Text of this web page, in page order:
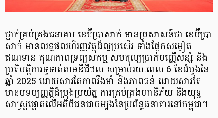
ថ្នាក់គ្រប់គ្រងធនាគារ ខេប៊ីប្រាសាក់ មានប្រសាសន៍ថា ខេប៊ីប្រា
សាក់ មានលទ្ធផលហិរញ្ញវត្ថុដ៏ល្អប្រសើរ ទាំងផ្នែកសម្ពៀត
ឥណទាន គុណភាពទ្រព្យសកម្ម សមតុល្យប្រាក់បញ្ញើសន្សំ និង
ប្រតិបត្តិការទូទាត់តាមឌីជីថល សម្រាប់រយៈពេល 6 ខែដំបូងនៃ
ឆ្នាំ 2025 ដោយសារតែភាពរឹងមាំ និងភាពធន់ ដោយសារតែ
មានបទប្បញ្ញត្តិដ៏ប្រុងប្រយ័ត្ន ការគ្រប់គ្រងហានិភ័យ និងយុទ្ធ
សាស្ត្រផ្តោតលើអតិថិជនជាចម្បងនៃប្រព័​ន្ធធនាគារនៅកម្ពុជា។